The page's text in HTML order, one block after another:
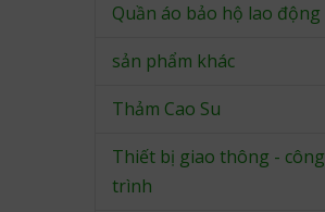
Quần áo bảo hộ lao động
sản phẩm khác
Thảm Cao Su
Thiết bị giao thông - công
trình